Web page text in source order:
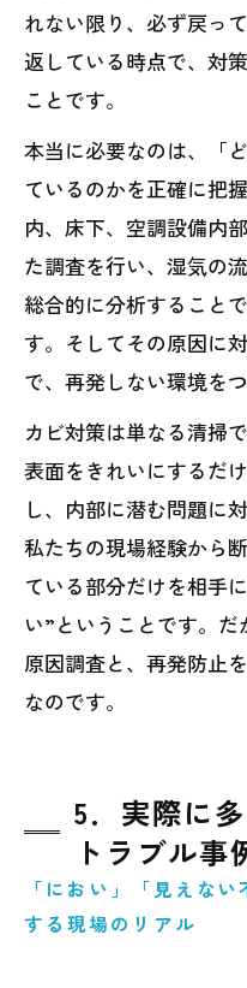
れない限り、必ず戻っ
返している時点で、対
ことです。
本当に必要なのは、「
ているのかを正確に把
内、床下、空調設備内
た調査を行い、湿気の
総合的に分析すること
す。そしてその原因に
で、再発しない環境を
カビ対策は単なる清掃
表面をきれいにするだ
し、内部に潜む問題に
私たちの現場経験から
ている部分だけを相手
い”ということです。
原因調査と、再発防止
なのです。
5．実際に
トラブル事
「におい」「見えな
する現場のリアル